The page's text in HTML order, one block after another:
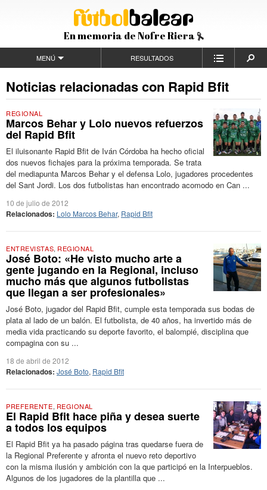
En memoria de Nofre Riera
MENÚ RESULTADOS
Noticias relacionadas con Rapid Bfit
REGIONAL
Marcos Behar y Lolo nuevos refuerzos
del Rapid Bfit
El iluisonante Rapid Bfit de Iván Córdoba ha hecho oficial
dos nuevos fichajes para la próxima temporada. Se trata
del mediapunta Marcos Behar y el defensa Lolo, jugadores procedentes
del Sant Jordi. Los dos futbolistas han encontrado acomodo en Can ...
10 de julio de 2012
Relacionados: Lolo Marcos Behar, Rapid Bfit
ENTREVISTAS, REGIONAL
José Boto: «He visto mucho arte a
gente jugando en la Regional, incluso
mucho más que algunos futbolistas
que llegan a ser profesionales»
José Boto, jugador del Rapid Bfit, cumple esta temporada sus bodas de
plata al lado de un balón. El futbolista, de 40 años, ha invertido más de
media vida practicando su deporte favorito, el balompié, disciplina que
compagina con su ...
18 de abril de 2012
Relacionados: José Boto, Rapid Bfit
PREFERENTE, REGIONAL
El Rapid Bfit hace piña y desea suerte
a todos los equipos
El Rapid Bfit ya ha pasado página tras quedarse fuera de
la Regional Preferente y afronta el nuevo reto deportivo
con la misma ilusión y ambición con la que participó en la Interpueblos.
Algunos de los jugadores de la plantilla que ...